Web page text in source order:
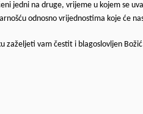
jedni na druge, vrijeme u kojem se
odnosno vrijednostima koje će
zaželjeti vam čestit i blagoslovljen